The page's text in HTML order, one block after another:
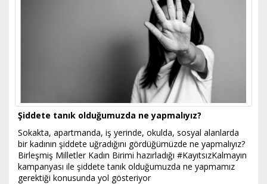
Şiddete tanık olduğumuzda ne yapmalıyız?
Sokakta, apartmanda, iş yerinde, okulda, sosyal alanlarda
bir kadının şiddete uğradığını gördüğümüzde ne yapmalıyız?
Birleşmiş Milletler Kadın Birimi hazırladığı #KayıtsızKalmayın
kampanyası ile şiddete tanık olduğumuzda ne yapmamız
gerektiği konusunda yol gösteriyor